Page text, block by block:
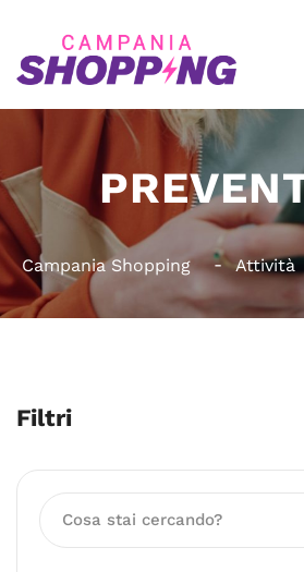
Campania Shopping Attività
Filtri